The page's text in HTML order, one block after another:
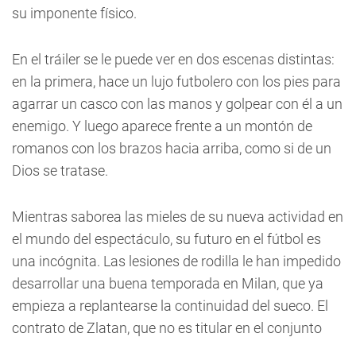
su imponente físico.
En el tráiler se le puede ver en dos escenas distintas:
en la primera, hace un lujo futbolero con los pies para
agarrar un casco con las manos y golpear con él a un
enemigo. Y luego aparece frente a un montón de
romanos con los brazos hacia arriba, como si de un
Dios se tratase.
Mientras saborea las mieles de su nueva actividad en
el mundo del espectáculo, su futuro en el fútbol es
una incógnita. Las lesiones de rodilla le han impedido
desarrollar una buena temporada en Milan, que ya
empieza a replantearse la continuidad del sueco. El
contrato de Zlatan, que no es titular en el conjunto